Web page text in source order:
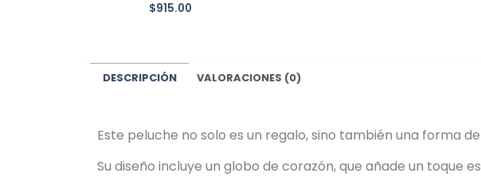
$915.00
DESCRIPCIÓN VALORACIONES (0)
Este peluche no solo es un regalo, sino también una forma
Su diseño incluye un globo de corazón, que añade un